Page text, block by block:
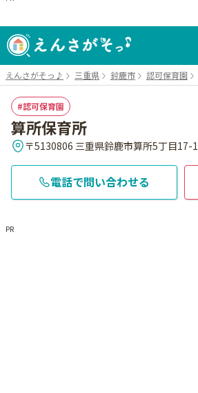
えんさがそっ♪ 三重県 鈴鹿市 認可保育園
認可保育園
算所保育所
〒5130806 三重県鈴鹿市算所5丁目17-1
電話で問い合わせる
PR